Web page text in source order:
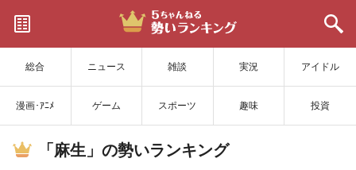
総合 ニュース 雑談 実況 アイドル
漫画･ｱﾆﾒ ゲーム スポーツ 趣味 投資
サイトを更新
「麻生」の勢いランキング